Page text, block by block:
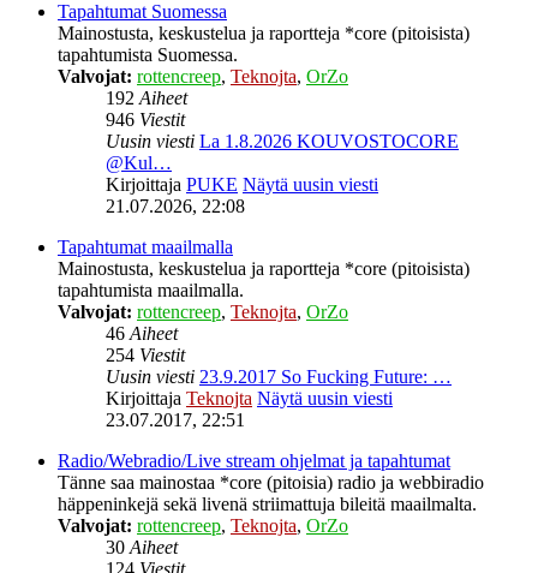
Tapahtumat Suomessa
Mainostusta, keskustelua ja raportteja *core (pitoisista)
tapahtumista Suomessa.
Valvojat: rottencreep, Teknojta, OrZo
192Aiheet
946 Viestit
Uusin viesti La 1.8.2026 KOUVOSTOCORE
@Kul…
Kirjoittaja PUKE Näytä uusin viesti
21.07.2026, 22:08
Tapahtumat maailmalla
Mainostusta, keskustelua ja raportteja *core (pitoisista)
tapahtumista maailmalla.
Valvojat: rottencreep, Teknojta, OrZo
46Aiheet
254 Viestit
Uusin viesti 23.9.2017 So Fucking Future: …
Kirjoittaja Teknojta Näytä uusin viesti
23.07.2017, 22:51
Radio/Webradio/Live stream ohjelmat ja tapahtumat
Tänne saa mainostaa *core (pitoisia) radio ja webbiradio
häppeninkejä sekä livenä striimattuja bileitä maailmalta.
Valvojat: rottencreep, Teknojta, OrZo
30Aiheet